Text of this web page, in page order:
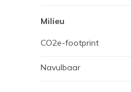
Milieu
CO2e-footprint
Navulbaar